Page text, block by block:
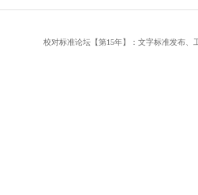
校对标准论坛【第15年】：文字标准发布、